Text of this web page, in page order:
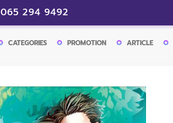
065 294 9492
CATEGORIES PROMOTION ARTICLE